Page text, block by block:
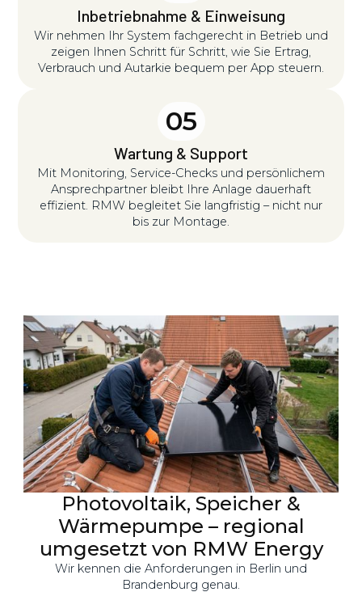
Inbetriebnahme & Einweisung
Wir nehmen Ihr System fachgerecht in Betrieb und
zeigen Ihnen Schritt für Schritt, wie Sie Ertrag,
Verbrauch und Autarkie bequem per App steuern.
05
Wartung & Support
Mit Monitoring, Service-Checks und persönlichem
Ansprechpartner bleibt Ihre Anlage dauerhaft
effizient. RMW begleitet Sie langfristig – nicht nur
bis zur Montage.
Photovoltaik, Speicher &
Wärmepumpe – regional
umgesetzt von RMW Energy
Wir kennen die Anforderungen in Berlin und
Brandenburg genau.